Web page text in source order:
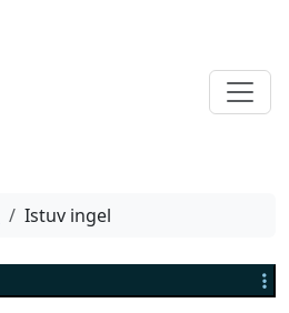
Istuv ingel